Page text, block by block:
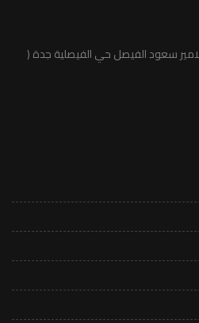
سعود الفيصل حي الفيصلية جدة (